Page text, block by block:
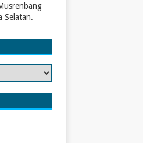
Selatan.